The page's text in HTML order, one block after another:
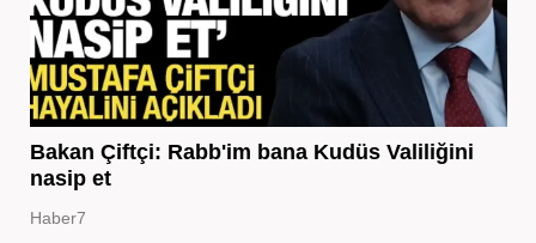
Bakan Çiftçi: Rabb'im bana Kudüs Valiliğini
nasip et
Haber7